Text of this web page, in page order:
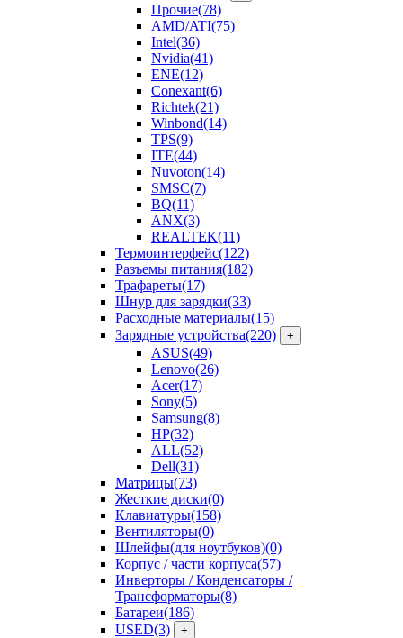
Прочие(78)
AMD/ATI(75)
Intel(36)
Nvidia(41)
ENE(12)
Conexant(6)
Richtek(21)
Winbond(14)
TPS(9)
ITE(44)
Nuvoton(14)
SMSC(7)
BQ(11)
ANX(3)
REALTEK(11)
Термоинтерфейс(122)
Разъемы питания(182)
Трафареты(17)
Шнур для зарядки(33)
Расходные материалы(15)
Зарядные устройства(220) +
ASUS(49)
Lenovo(26)
Acer(17)
Sony(5)
Samsung(8)
HP(32)
ALL(52)
Dell(31)
Матрицы(73)
Жесткие диски(0)
Клавиатуры(158)
Вентиляторы(0)
Шлейфы(для ноутбуков)(0)
Корпус / части корпуса(57)
Инверторы / Конденсаторы /
Трансформаторы(8)
Батареи(186)
USED(3) +